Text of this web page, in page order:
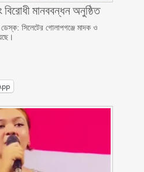
মানববন্ধন অনুষ্ঠিত
সিলেটের গোলাপগঞ্জে মাদক ও